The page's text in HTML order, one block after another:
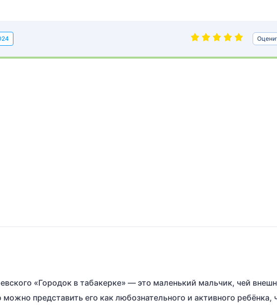
«Городок в табакерке» — это маленький мальчик, чей
представить его как любознательного и активного ребёнка,